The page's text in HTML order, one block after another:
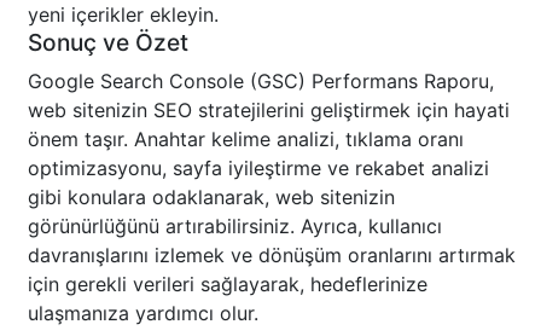
yeni içerikler ekleyin.
Sonuç ve Özet
Google Search Console (GSC) Performans Raporu,
web sitenizin SEO stratejilerini geliştirmek için hayati
önem taşır. Anahtar kelime analizi, tıklama oranı
optimizasyonu, sayfa iyileştirme ve rekabet analizi
gibi konulara odaklanarak, web sitenizin
görünürlüğünü artırabilirsiniz. Ayrıca, kullanıcı
davranışlarını izlemek ve dönüşüm oranlarını artırmak
için gerekli verileri sağlayarak, hedeflerinize
ulaşmanıza yardımcı olur.